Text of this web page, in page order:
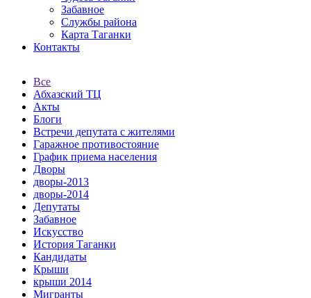
Забавное
Службы района
Карта Таганки
Контакты
Все
Абхазский ТЦ
Акты
Блоги
Встречи депутата с жителями
Гаражное противостояние
График приема населения
Дворы
дворы-2013
дворы-2014
Депутаты
Забавное
Искусство
История Таганки
Кандидаты
Крыши
крыши 2014
Мигранты